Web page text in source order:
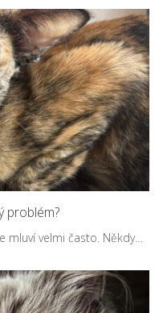
problém?
mluví velmi často. Někdy…